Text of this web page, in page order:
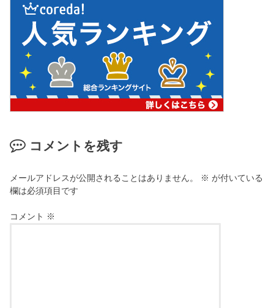
コメントを残す
メールアドレスが公開されることはありません。 ※ が付いている
欄は必須項目です
コメント ※